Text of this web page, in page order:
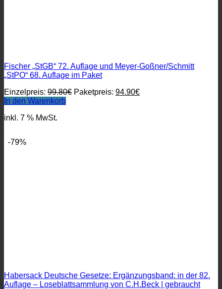
Fischer „StGB“ 72. Auflage und Meyer-Goßner/Schmitt
„StPO“ 68. Auflage im Paket
Einzelpreis: 99.80€ Ursprünglicher
Paketpreis: 94.90€Aktueller
In den Warenkorb
inkl. 7 % MwSt.
-79%
Habersack Deutsche Gesetze: Ergänzungsband: in der 82.
Auflage – Loseblattsammlung von C.H.Beck | gebraucht